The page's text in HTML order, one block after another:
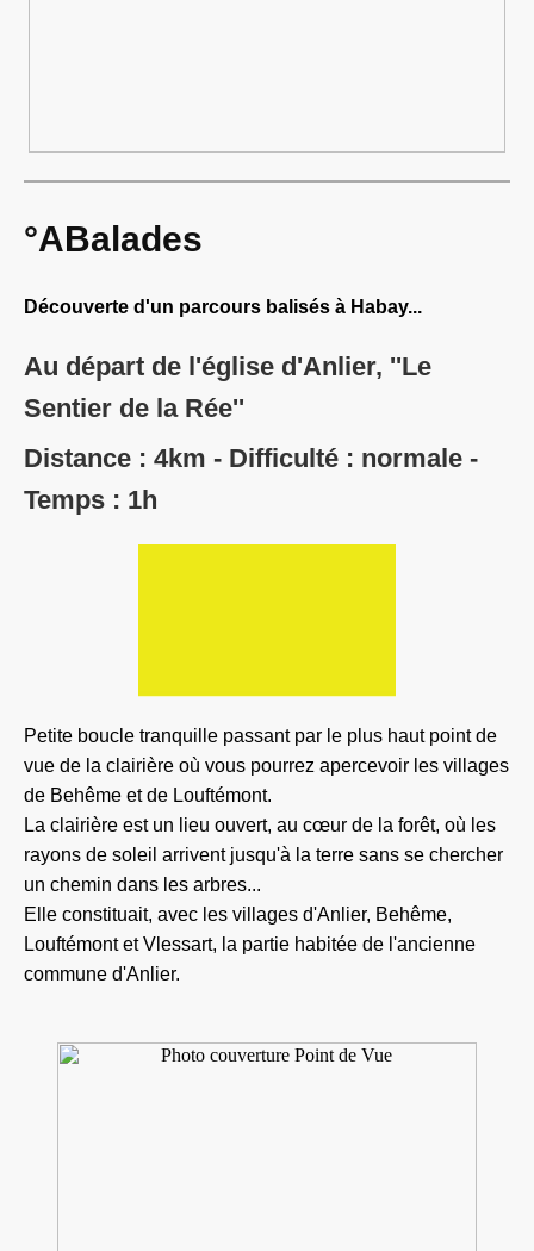
°ABalades
Découverte d'un parcours balisés à Habay...
Au départ de l'église d'Anlier, ''Le
Sentier de la Rée''
Distance : 4km - Difficulté : normale -
Temps : 1h
Petite boucle tranquille passant par le plus haut point de
vue de la clairière où vous pourrez apercevoir les villages
de Behême et de Louftémont.
La clairière est un lieu ouvert, au cœur de la forêt, où les
rayons de soleil arrivent jusqu'à la terre sans se chercher
un chemin dans les arbres...
Elle constituait, avec les villages d'Anlier, Behême,
Louftémont et Vlessart, la partie habitée de l'ancienne
commune d'Anlier.